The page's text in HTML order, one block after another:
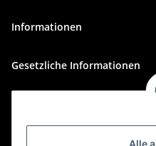
Informationen
Gesetzliche Informationen
Alle